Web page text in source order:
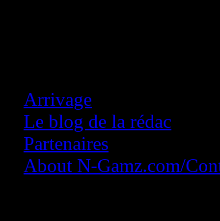
Arrivage
Le blog de la rédac
Partenaires
About N-Gamz.com/